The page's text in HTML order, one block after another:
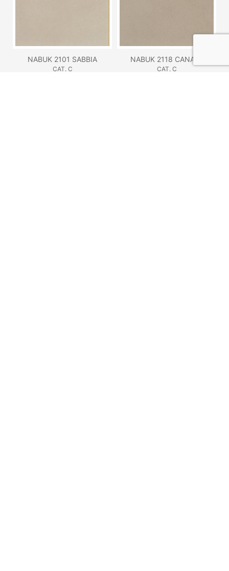
NABUK 2101 SABBIA
CAT. C
NABUK 2118 CANAPA
CAT. C